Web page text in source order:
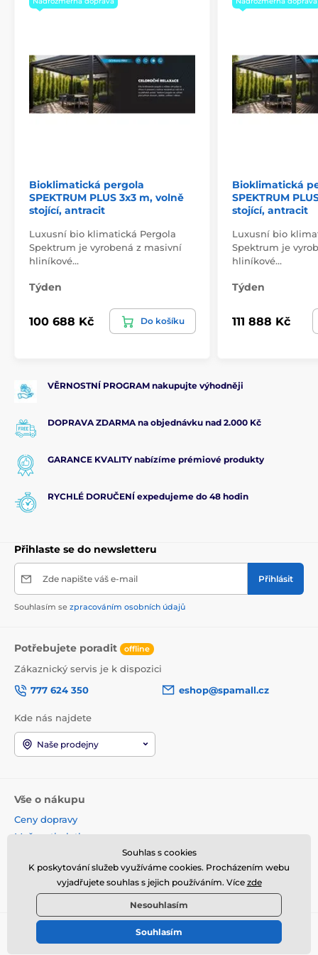
odnímatelné kliky nebo motorického ovládání pokud
Rozměry: 500 x 250 cm
Bioklimatická pergola
SPEKTRUM PLUS 3x3 m, volně
stojící, antracit
Luxusní bio klimatická Pergola
Spektrum je vyrobená z masivní
hliníkové…
Týden
100 688 Kč Do košíku
Bioklimatická
SPEKTRUM
stojící, antracit
Luxusní bio
Spektrum je
hliníkové…
Týden
111 888 Kč
VĚRNOSTNÍ PROGRAM nakupujte výhodněji
DOPRAVA ZDARMA na objednávku nad 2.000 Kč
GARANCE KVALITY nabízíme prémiové produkty
RYCHLÉ DORUČENÍ expedujeme do 48 hodin
Přihlaste se do newsletteru
Zde napište váš e-mail Přihlásit
Souhlasím se zpracováním osobních údajů
Potřebujete poradit offline
Zákaznický servis je k dispozici
777 624 350
eshop@spamall.cz
Kde nás najdete
Naše prodejny
Vše o nákupu
Ceny dopravy
Možnosti platby
Reklamace a vrácení
Věrnostní program
© 2026 www.spamall.cz ⦁ E-shop vytvořila
Souhlas s cookies
K poskytování služeb využíváme cookies. Procházením webu
vyjadřujete souhlas s jejich používáním. Více zde
Nesouhlasím
Souhlasím